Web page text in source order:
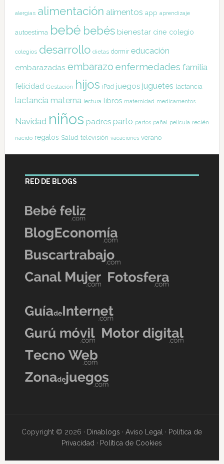
alergias alimentación alimentos app aprendizaje
autoestima bebé bebés bienestar cine colegio
colegios desarrollo dietas dormir educación
embarazadas embarazo enfermedades familia
felicidad Gestación hijos iPad juegos juguetes lactancia
lactancia materna lectura libros maternidad medicamentos
Navidad niños padres parto partos pañal película recién
nacido regalos Salud televisión vacaciones verano
RED DE BLOGS
Copyright © 2026 · Dinablogs ·Aviso Legal · Política de
Privacidad · Política de Cookies